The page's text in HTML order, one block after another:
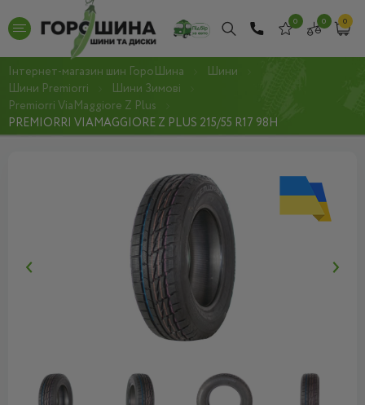
0 0 0
Інтернет-магазин шин ГороШина
Шини
Шини Premiorri
Шини Зимові
Premiorri ViaMaggiore Z Plus
PREMIORRI VIAMAGGIORE Z PLUS 215/55 R17 98H